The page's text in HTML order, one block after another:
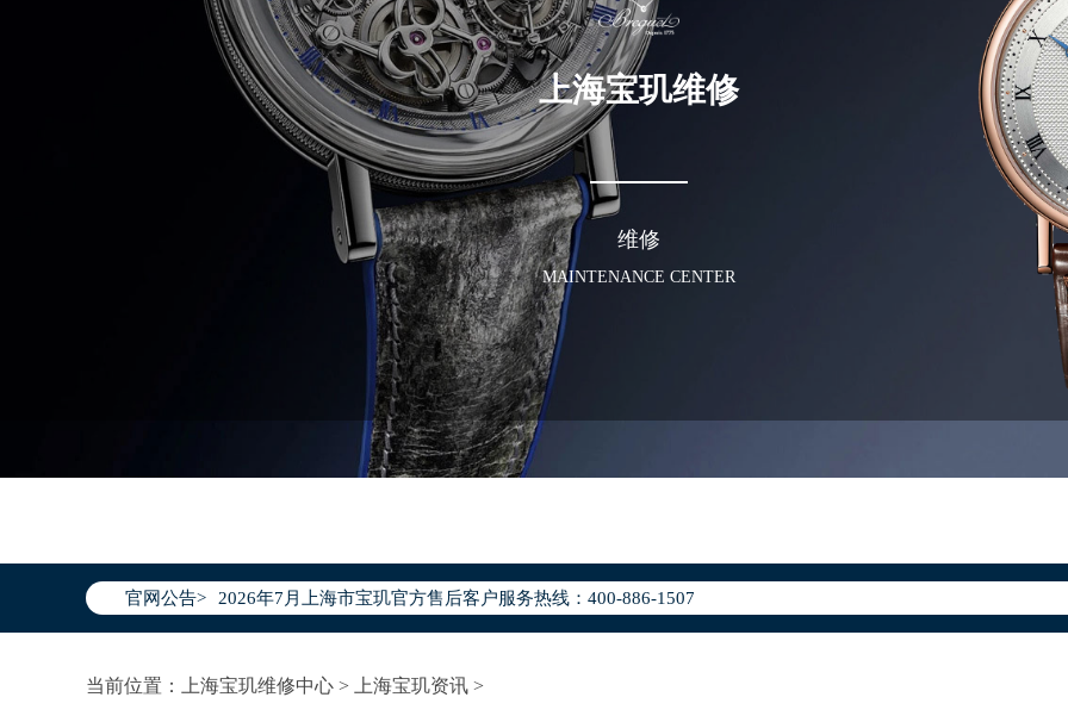
上海宝玑维修
维修
MAINTENANCE CENTER
官网公告>
2026年7月宝玑上海市售后服务网络优化升级公告
2026年7月上海市宝玑官方售后客户服务热线：400-886-1507
上海市黄浦区南京东路299号宏伊国际广场写字楼8层806室（需提前预约）
当前位置： 上海宝玑维修中心 > 上海宝玑资讯 >